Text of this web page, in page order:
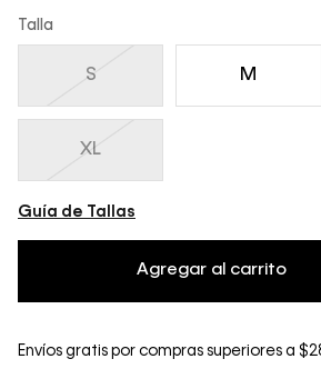
Talla
S M
XL
Guía de Tallas
Agregar al carrito
Envíos gratis por compras superiores a